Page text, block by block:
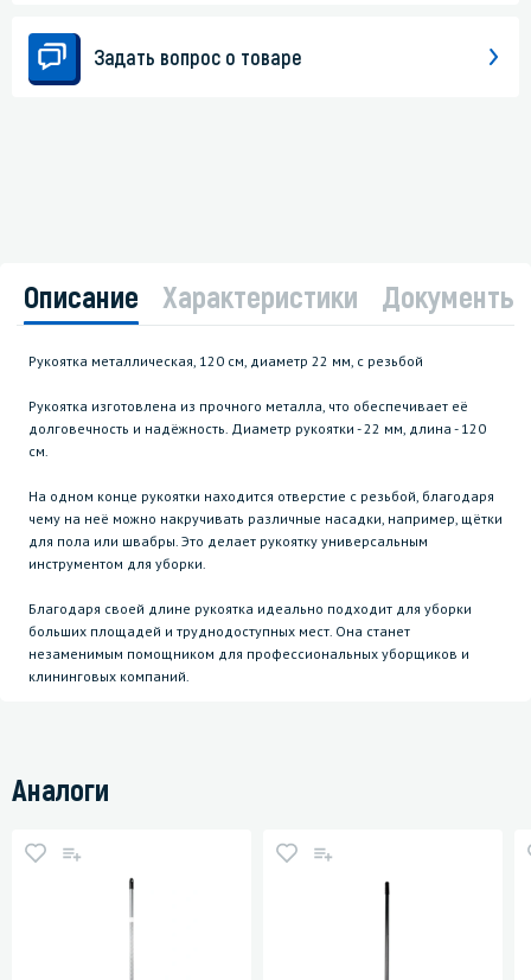
Задать вопрос о товаре
Описание Характеристики Документы
Рукоятка металлическая, 120 см, диаметр 22 мм, с резьбой
Рукоятка изготовлена из прочного металла, что обеспечивает её
долговечность и надёжность. Диаметр рукоятки - 22 мм, длина - 120
см.
На одном конце рукоятки находится отверстие с резьбой, благодаря
чему на неё можно накручивать различные насадки, например, щётки
для пола или швабры. Это делает рукоятку универсальным
инструментом для уборки.
Благодаря своей длине рукоятка идеально подходит для уборки
больших площадей и труднодоступных мест. Она станет
незаменимым помощником для профессиональных уборщиков и
клининговых компаний.
Аналоги